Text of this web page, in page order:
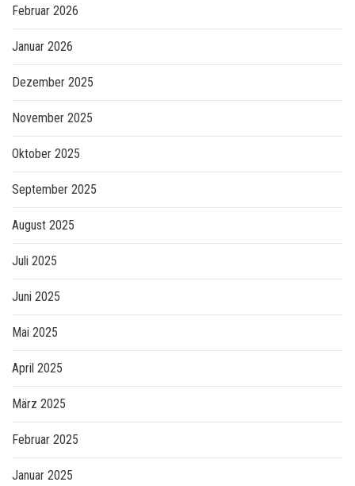
Februar 2026
Januar 2026
Dezember 2025
November 2025
Oktober 2025
September 2025
August 2025
Juli 2025
Juni 2025
Mai 2025
April 2025
März 2025
Februar 2025
Januar 2025